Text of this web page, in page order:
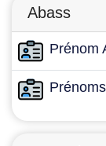
Abass
Prénom